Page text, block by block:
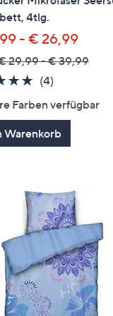
4tlg.
- € 26,99
29,99 - € 39,99
5.0
(4)4
Farben verfügbar
Warenkorb